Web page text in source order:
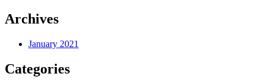
Archives
January 2021
Categories